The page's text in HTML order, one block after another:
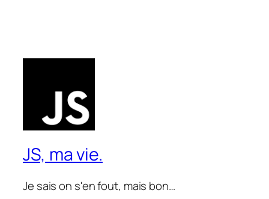
JS, ma vie.
Je sais on s'en fout, mais bon…